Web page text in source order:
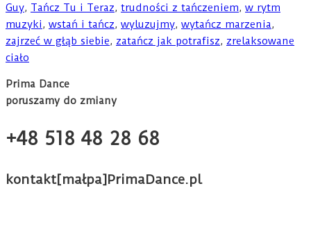
Guy, Tańcz Tu i Teraz, trudności z tańczeniem, w rytm
muzyki, wstań i tańcz, wyluzujmy, wytańcz marzenia,
zajrzeć w głąb siebie, zatańcz jak potrafisz, zrelaksowane
ciało
Prima Dance
poruszamy do zmiany
+48 518 48 28 68
kontakt[małpa]PrimaDance.pl